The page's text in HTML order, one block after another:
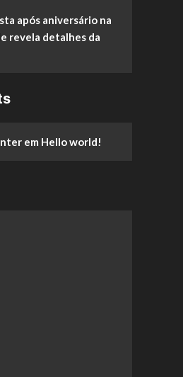
após aniversário na
revela detalhes da
em Hello world!